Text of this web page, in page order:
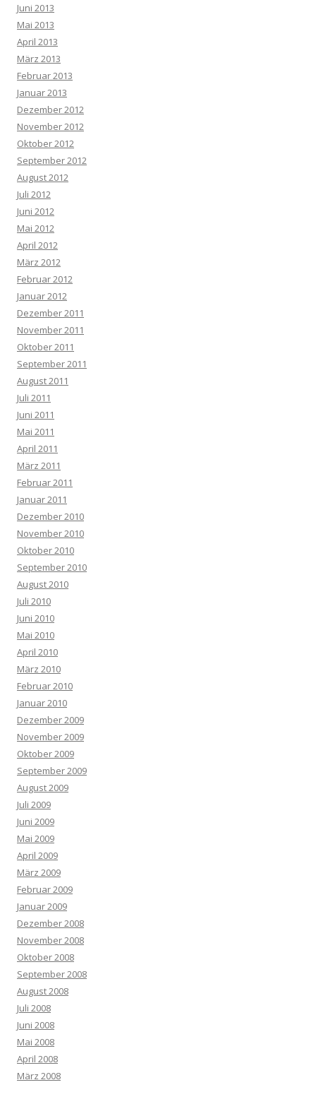
Juni 2013
Mai 2013
April 2013
März 2013
Februar 2013
Januar 2013
Dezember 2012
November 2012
Oktober 2012
September 2012
August 2012
Juli 2012
Juni 2012
Mai 2012
April 2012
März 2012
Februar 2012
Januar 2012
Dezember 2011
November 2011
Oktober 2011
September 2011
August 2011
Juli 2011
Juni 2011
Mai 2011
April 2011
März 2011
Februar 2011
Januar 2011
Dezember 2010
November 2010
Oktober 2010
September 2010
August 2010
Juli 2010
Juni 2010
Mai 2010
April 2010
März 2010
Februar 2010
Januar 2010
Dezember 2009
November 2009
Oktober 2009
September 2009
August 2009
Juli 2009
Juni 2009
Mai 2009
April 2009
März 2009
Februar 2009
Januar 2009
Dezember 2008
November 2008
Oktober 2008
September 2008
August 2008
Juli 2008
Juni 2008
Mai 2008
April 2008
März 2008